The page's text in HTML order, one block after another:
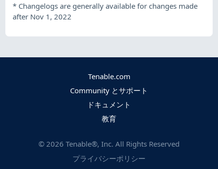
* Changelogs are generally available for changes made
after Nov 1, 2022
Tenable.com
Community とサポート
ドキュメント
教育
© 2026 Tenable®, Inc. All Rights Reserved
プライバシーポリシー